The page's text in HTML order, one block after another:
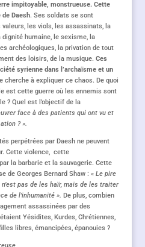
impitoyable, monstrueuse. Cette
de Daesh. Ses soldats se sont
les viols, les assassinats, la
humaine, le sexisme, la
archéologiques, la privation de tout
des loisirs, de la musique. Ces
syrienne dans l’archaïsme et un
cherche à expliquer ce chaos. De quoi
est cette guerre où les ennemis sont
? Quel est l’objectif de la
face à des patients qui ont vu et
? ».
perpétrées par Daesh ne peuvent
Cette violence, cette
la barbarie et la sauvagerie. Cette
de Georges Bernard Shaw : « Le pire
pas de les haïr, mais de les traiter
de l’inhumanité ». De plus, combien
assassinées par des
Yésidites, Kurdes, Chrétiennes,
libres, émancipées, épanouies ?